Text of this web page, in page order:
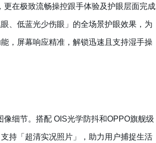
在极致流畅操控跟手体验及护眼层面完成
、低蓝光少伤眼」的全场景护眼效果，为
，屏幕响应精准，解锁迅速且支持湿手操
细节。搭配 OIS光学防抖和OPPO旗舰级
持「超清实况照片」，助力用户捕捉生活